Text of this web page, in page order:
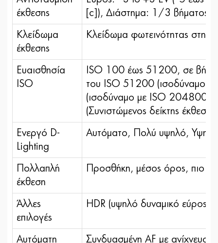
έκθεσης
[c]), Διάστημα: 1/3 βήματος
Κλείδωμα
έκθεσης
Κλείδωμα φωτεινότητας στην
Ευαισθησία
ISO
ISO 100 έως 51200, σε
του ISO 51200 (ισοδύναμο
(ισοδύναμο με ISO 204800),
(Συνιστώμενος δείκτης έκθεσης)
Ενεργό D-
Lighting
Αυτόματο, Πολύ υψηλό,
Πολλαπλή
έκθεση
Προσθήκη, μέσος όρος, πιο
Άλλες
επιλογές
HDR (υψηλό δυναμικό εύρος),
Αυτόματη Συνδυασμένη AF με